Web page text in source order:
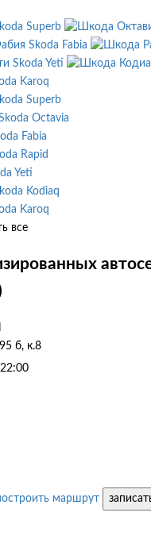
Superb
Skoda Fabia
Skoda Yeti
Karoq
Superb
Octavia
Fabia
Rapid
Yeti
Kodiaq
Karoq
все
б, к.8
маршрут